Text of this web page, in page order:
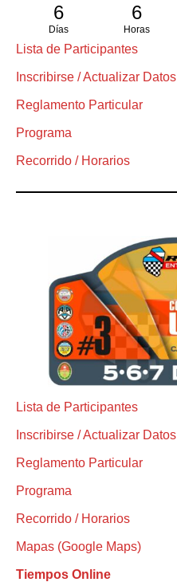
6
Días
6
Horas
Lista de Participantes
Inscribirse / Actualizar Datos
Reglamento Particular
Programa
Recorrido / Horarios
Lista de Participantes
Inscribirse / Actualizar Datos
Reglamento Particular
Programa
Recorrido / Horarios
Mapas (Google Maps)
Tiempos Online